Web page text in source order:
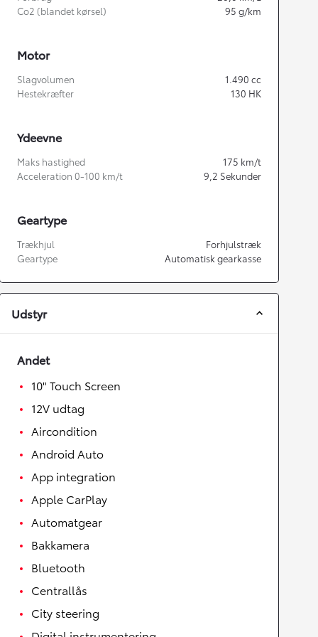
Co2 (blandet kørsel)
95 g/km
Motor
Slagvolumen 1.490 cc
Hestekræfter
130 HK
Ydeevne
Maks hastighed 175 km/t
Acceleration 0-100 km/t
9,2 Sekunder
Geartype
Trækhjul
Forhjulstræk
Geartype
Automatisk gearkasse
Udstyr
Andet
10" Touch Screen
12V udtag
Aircondition
Android Auto
App integration
Apple CarPlay
Automatgear
Bakkamera
Bluetooth
Centrallås
City steering